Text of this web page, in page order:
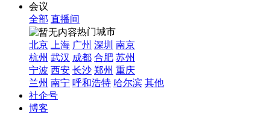
会议
全部 直播间
热门城市
北京
上海 广州 深圳 南京
杭州 武汉 成都 合肥 苏州
宁波 西安 长沙 郑州 重庆
兰州 南宁 呼和浩特 哈尔滨 其他
社企号
博客